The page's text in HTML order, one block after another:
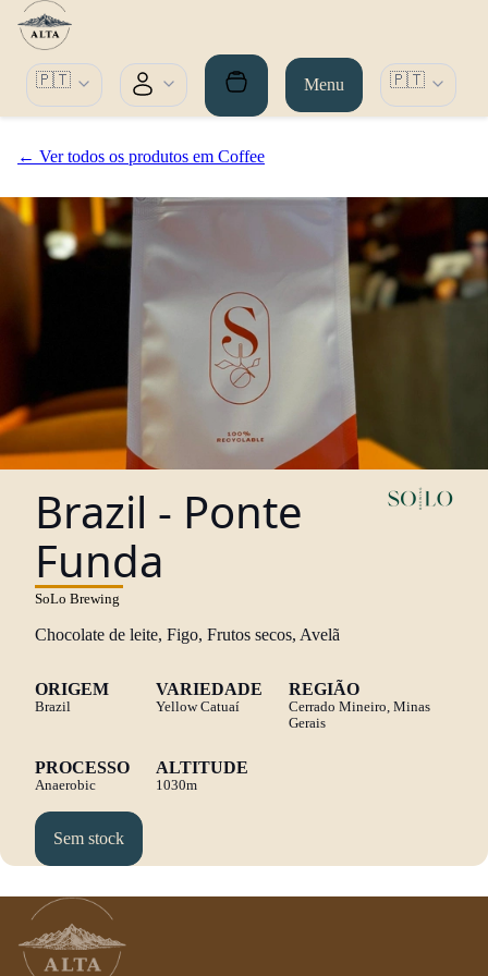
🇵🇹 Menu 🇵🇹
← Ver todos os produtos em Coffee
Brazil - Ponte
Funda
SoLo Brewing
Chocolate de leite, Figo, Frutos secos, Avelã
ORIGEM
Brazil
VARIEDADE
Yellow Catuaí
REGIÃO
Cerrado Mineiro, Minas
Gerais
PROCESSO
Anaerobic
ALTITUDE
1030m
Sem stock